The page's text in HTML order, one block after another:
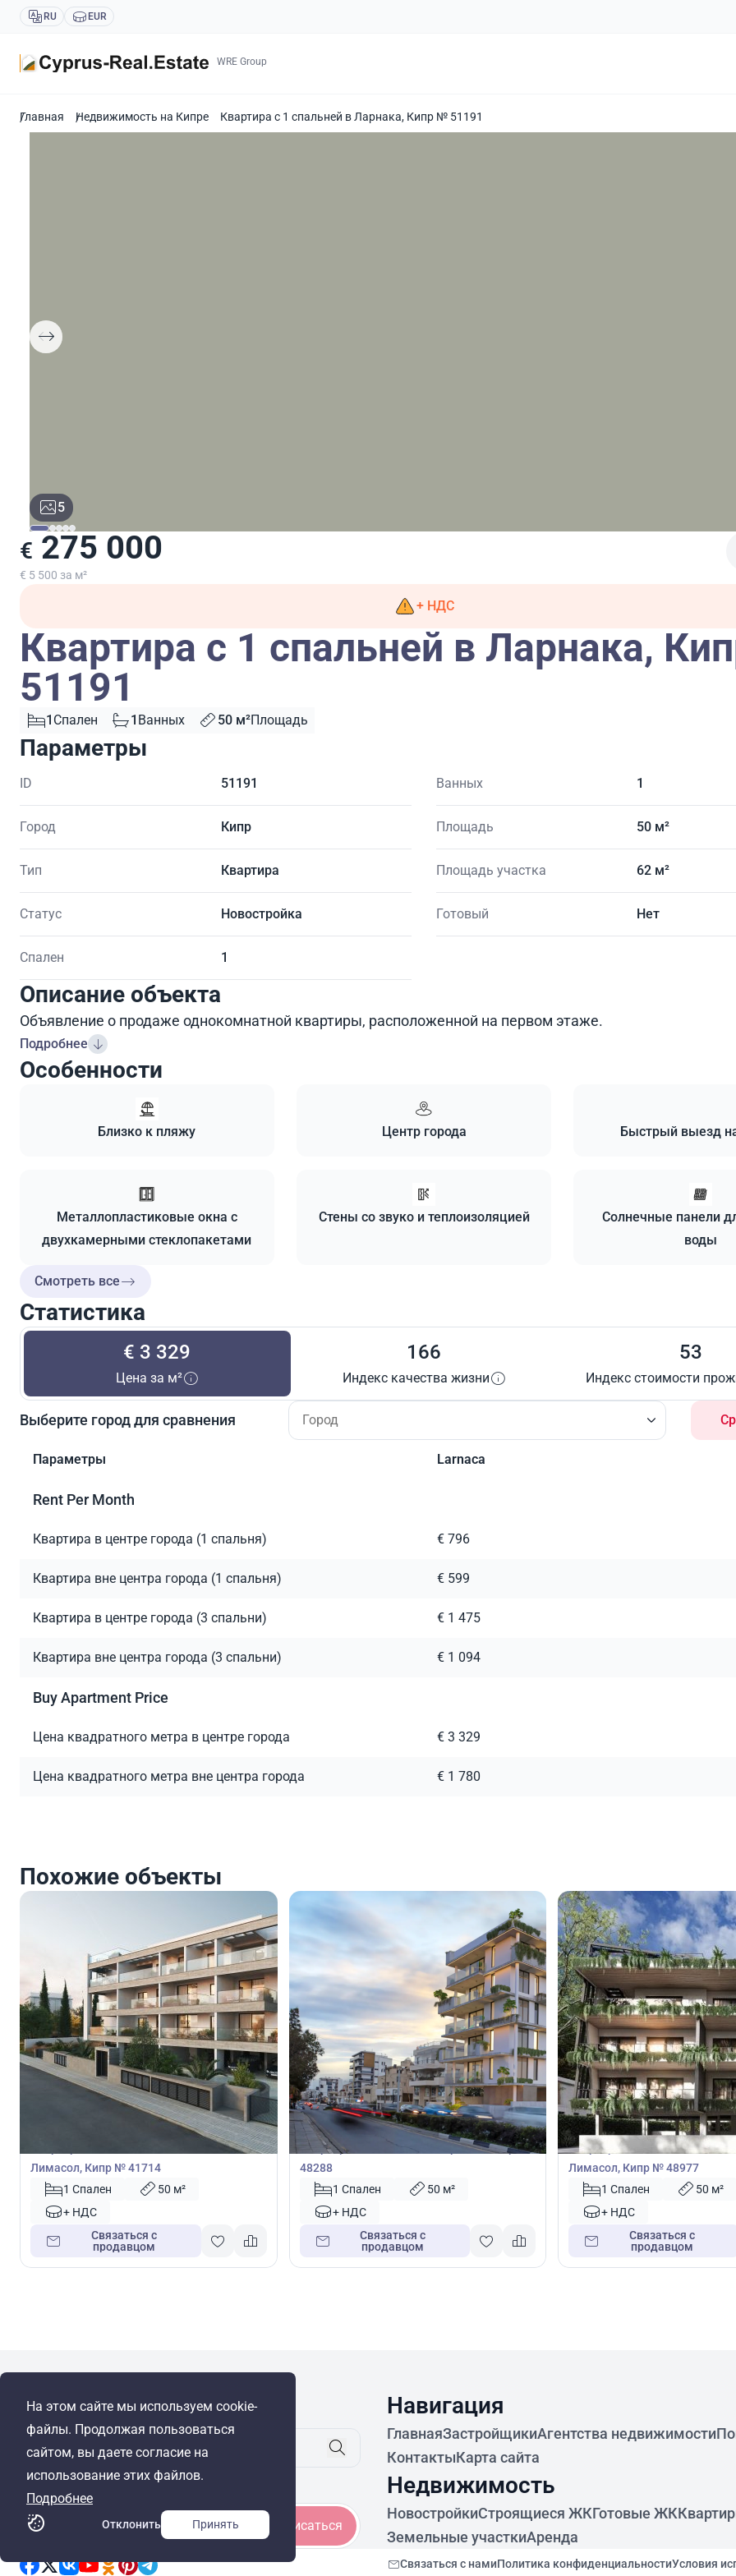
RU EUR
WRE Group
Главная Недвижимость на Кипре Квартира с 1 спальней в Ларнака, Кипр № 51191
5
€ 275 000
€ 5 500 за м²
+ НДС
Квартира с 1 спальней в Ларнака,
51191
1 Спален 1 Ванных 50 м²Площадь
Параметры
ID 51191
Город Кипр
Тип Квартира
Статус Новостройка
Спален 1
Ванных 1
Площадь 50 м²
Площадь участка 62 м²
Готовый Нет
Описание объекта
Объявление о продаже однокомнатной квартиры, расположенной на первом этаже.
Подробнее
Особенности
Близко к пляжу Центр города Быстрый выезд
Металлопластиковые окна с
двухкамерными стеклопакетами
Стены со звуко и теплоизоляцией
Солнечные панели
воды
Смотреть все
Статистика
€ 3 329
Цена за м²
166
Индекс качества жизни
53
Индекс стоимости
Выберите город для сравнения
Параметры Larnaca
Rent Per Month
Квартира в центре города (1 спальня) € 796
Квартира вне центра города (1 спальня) € 599
Квартира в центре города (3 спальни) € 1 475
Квартира вне центра города (3 спальни) € 1 094
Buy Apartment Price
Цена квадратного метра в центре города € 3 329
Цена квадратного метра вне центра города € 1 780
Похожие объекты
275 000
Лимасол, Кипр № 41714
1 Спален
50 м²
+ НДС
Связаться с
продавцом
€275 000
Квартира
Квартира с 1 спальней в Ларнака, Кипр №
48288
1 Спален
50 м²
+ НДС
Связаться с
продавцом
€275 000
Квартира
Квартира с 1 спальней в
Лимасол, Кипр № 48977
1 Спален
50 м²
+ НДС
Связаться с
продавцом
На этом сайте мы используем cookie-
файлы. Продолжая пользоваться
сайтом, вы даете согласие на
использование этих файлов.
Подробнее
Отклонить Принять
© Cyprus Realestate 2026. Все права защищены!
Будьте в курсе
Подписаться
Навигация
ГлавнаяЗастройщикиАгентства недвижимости
КонтактыКарта сайта
Недвижимость
НовостройкиСтроящиеся ЖКГотовые ЖК
Земельные участкиАренда
Связаться с намиПолитика конфиденциальностиУсловия